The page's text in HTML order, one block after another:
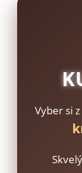
Vyber si z